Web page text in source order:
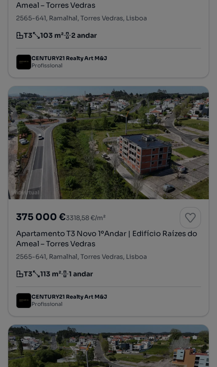
Ameal – Torres Vedras
2565-641, Ramalhal, Torres Vedras, Lisboa
Tipologia
T3
Preço por metro quadrado
103 m²
Andar 2 andar
CENTURY21 Realty Art M&J
Profissional
375 000 €3318,58 €/m²
Apartamento T3 Novo 1ºAndar | Edifício Raízes do
Ameal – Torres Vedras
2565-641, Ramalhal, Torres Vedras, Lisboa
Tipologia
T3
Preço por metro quadrado
113 m²
Andar 1 andar
CENTURY21 Realty Art M&J
Profissional